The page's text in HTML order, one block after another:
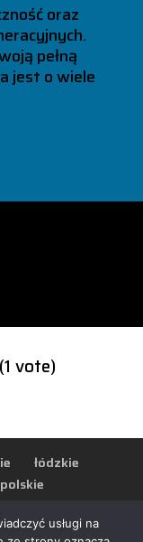
oraz
pełną
jest o wiele
vote)
łódzkie
usługi na